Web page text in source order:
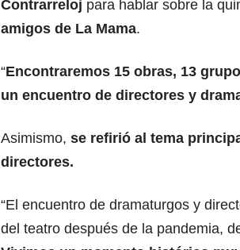
Contrarreloj para hablar sobre la
amigos de La Mama.
“Encontraremos 15 obras, 13
un encuentro de directores y
Asimismo, se refirió al tema
directores.
“El encuentro de dramaturgos y
del teatro después de la pandemia,